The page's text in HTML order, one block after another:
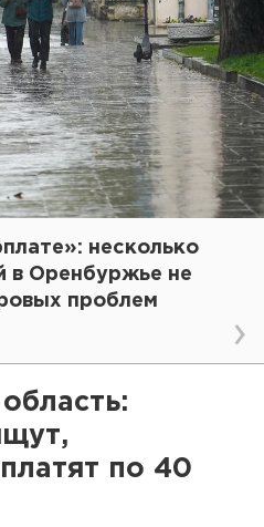
несколько
в Оренбуржье не
проблем
по 40